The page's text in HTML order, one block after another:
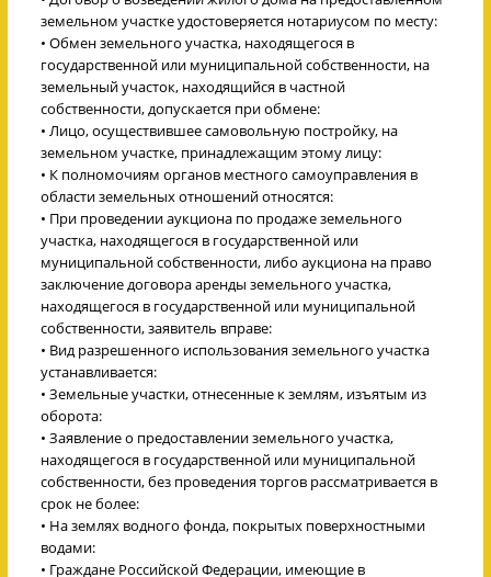
земельном участке удостоверяется нотариусом по месту:
• Обмен земельного участка, находящегося в
государственной или муниципальной собственности, на
земельный участок, находящийся в частной
собственности, допускается при обмене:
• Лицо, осуществившее самовольную постройку, на
земельном участке, принадлежащим этому лицу:
• К полномочиям органов местного самоуправления в
области земельных отношений относятся:
• При проведении аукциона по продаже земельного
участка, находящегося в государственной или
муниципальной собственности, либо аукциона на право
заключение договора аренды земельного участка,
находящегося в государственной или муниципальной
собственности, заявитель вправе:
• Вид разрешенного использования земельного участка
устанавливается:
• Земельные участки, отнесенные к землям, изъятым из
оборота:
• Заявление о предоставлении земельного участка,
находящегося в государственной или муниципальной
собственности, без проведения торгов рассматривается в
срок не более:
• На землях водного фонда, покрытых поверхностными
водами:
• Граждане Российской Федерации, имеющие в